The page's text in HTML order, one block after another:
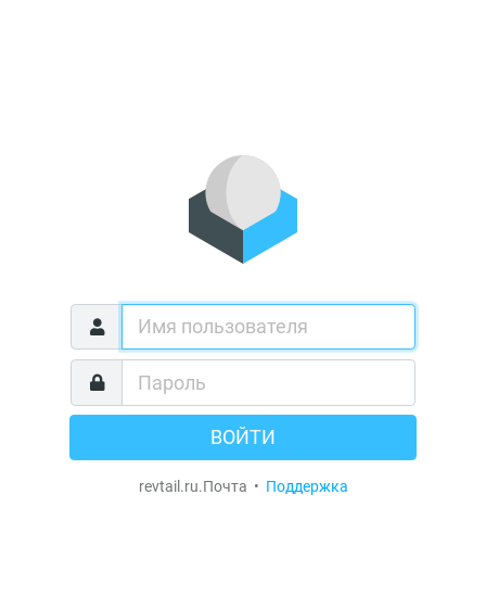
ВОЙТИ
revtail.ru.Почта • Поддержка